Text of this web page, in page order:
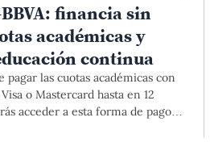
financia sin
académicas y
continua
las cuotas académicas con
o Mastercard hasta en 12
acceder a esta forma de pago
2026 para pregrado y posgrado,